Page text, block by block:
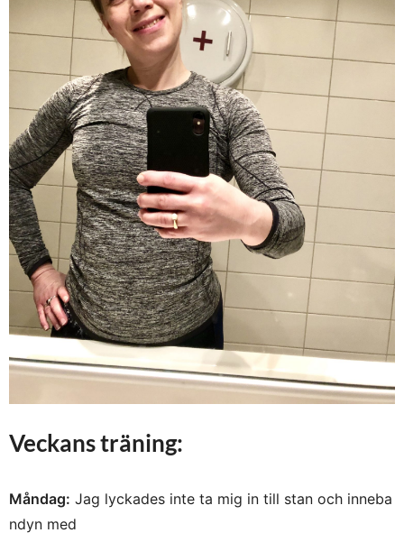
Veckans träning:
Måndag: Jag lyckades inte ta mig in till stan och inneba
ndyn med